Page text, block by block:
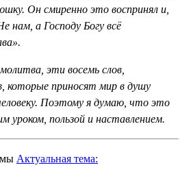
Он смиренно это воспринял и,
нам, а Господу Богу всё
эти восемь слов,
которые приносят мир в душу
Поэтому я думаю, что это
уроком, пользой и наставлением.
Актуальная тема: